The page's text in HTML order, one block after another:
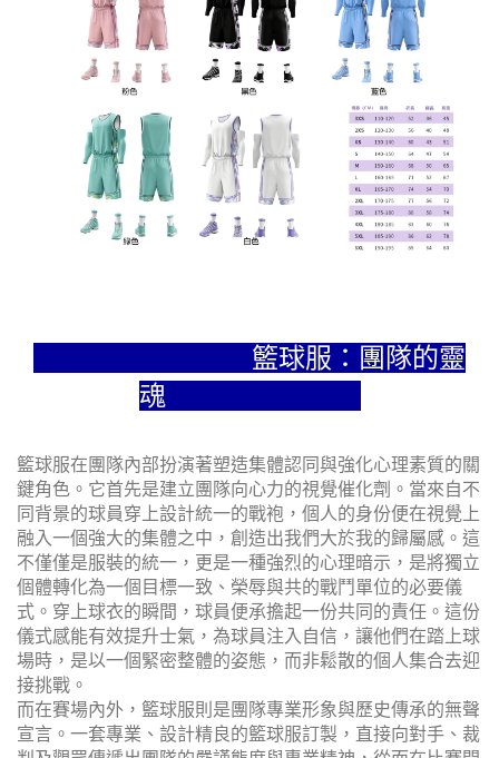
籃球服：團隊的靈
魂
籃球服在團隊內部扮演著塑造集體認同與強化心理素質的關
鍵角色。它首先是建立團隊向心力的視覺催化劑。當來自不
同背景的球員穿上設計統一的戰袍，個人的身份便在視覺上
融入一個強大的集體之中，創造出我們大於我的歸屬感。這
不僅僅是服裝的統一，更是一種強烈的心理暗示，是將獨立
個體轉化為一個目標一致、榮辱與共的戰鬥單位的必要儀
式。穿上球衣的瞬間，球員便承擔起一份共同的責任。這份
儀式感能有效提升士氣，為球員注入自信，讓他們在踏上球
場時，是以一個緊密整體的姿態，而非鬆散的個人集合去迎
接挑戰。
而在賽場內外，籃球服則是團隊專業形象與歷史傳承的無聲
宣言。一套專業、設計精良的籃球服訂製，直接向對手、裁